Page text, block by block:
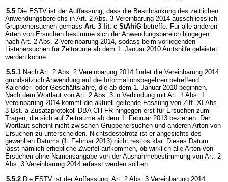
5.5 Die ESTV ist der Auffassung, dass die Beschränkung des zeitlichen
Anwendungsbereichs in Art. 2 Abs. 3 Vereinbarung 2014 ausschliesslich
Gruppenersuchen gemäss Art. 3 lit. c StAhiG betreffe. Für alle anderen
Arten von Ersuchen bestimme sich der Anwendungsbereich hingegen
nach Art. 2 Abs. 2 Vereinbarung 2014, sodass beim vorliegenden
Listenersuchen für Zeiträume ab dem 1. Januar 2010 Amtshilfe geleistet
werden könne.
5.5.1 Nach Art. 2 Abs. 2 Vereinbarung 2014 findet die Vereinbarung 2014
grundsätzlich Anwendung auf die Informationsbegehren betreffend
Kalender- oder Geschäftsjahre, die ab dem 1. Januar 2010 beginnen.
Nach dem Wortlaut von Art. 2 Abs. 3 in Verbindung mit Art. 1 Abs. 1
Vereinbarung 2014 kommt die aktuell geltende Fassung von Ziff. XI Abs.
3 Bst. a Zusatzprotokoll DBA CH-FR hingegen erst für Ersuchen zum
Tragen, die sich auf Zeiträume ab dem 1. Februar 2013 beziehen. Der
Wortlaut scheint nicht zwischen Gruppenersuchen und anderen Arten von
Ersuchen zu unterscheiden. Nichtsdestotrotz ist er angesichts des
gewählten Datums (1. Februar 2013) nicht restlos klar. Dieses Datum
lässt nämlich erhebliche Zweifel aufkommen, ob wirklich alle Arten von
Ersuchen ohne Namensangabe von der Ausnahmebestimmung von Art. 2
Abs. 3 Vereinbarung 2014 erfasst werden sollten.
5.5.2 Die ESTV ist der Auffassung, Art. 2 Abs. 3 Vereinbarung 2014